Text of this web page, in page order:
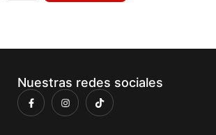
Nuestras redes sociales